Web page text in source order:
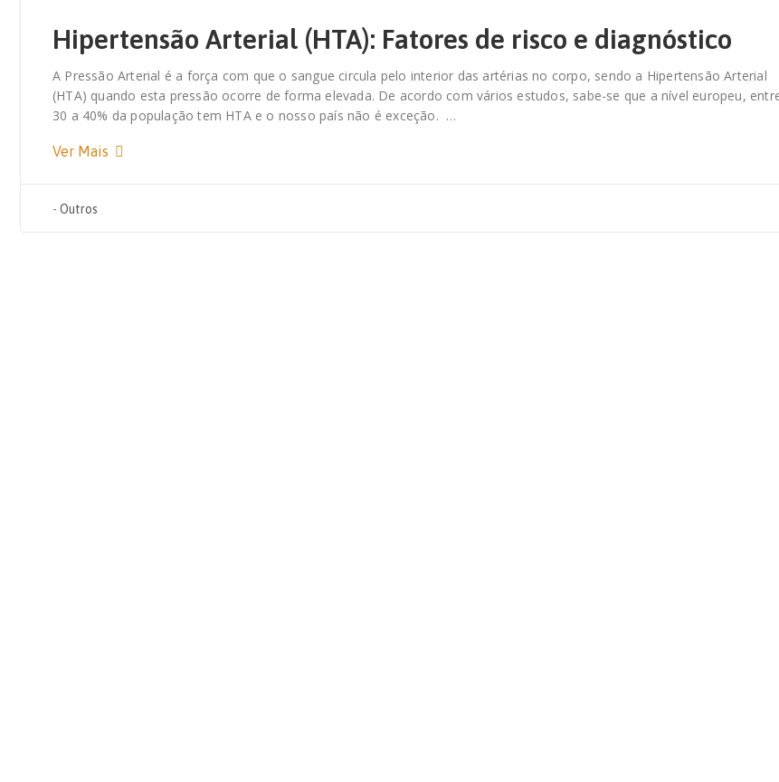
Hipertensão Arterial (HTA): Fatores de risco e diagnóstico
A Pressão Arterial é a força com que o sangue circula pelo interior das artérias no corpo, sendo a Hipertensão Arterial
(HTA) quando esta pressão ocorre de forma elevada. De acordo com vários estudos, sabe-se que a nível europeu,
30 a 40% da população tem HTA e o nosso país não é exceção. …
Ver Mais
- Outros